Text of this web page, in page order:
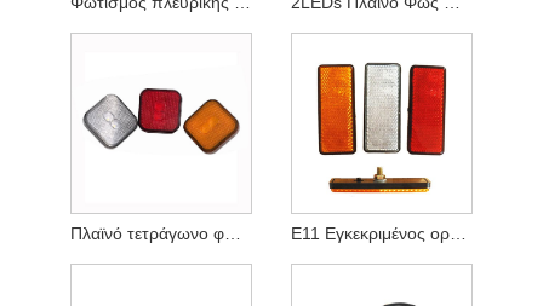
Πλαϊνό τετράγωνο φως δείκτη LED E11 Εγκεκριμένος ορθογώνιος ανακλαστήρας πλαϊνός δείκτης